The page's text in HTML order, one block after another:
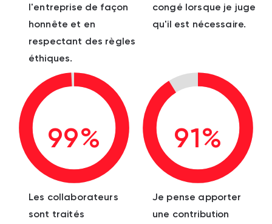
l'entreprise de façon
honnête et en
respectant des règles
éthiques.
congé lorsque je juge
qu'il est nécessaire.
99%
Les collaborateurs
sont traités
91%
Je pense apporter
une contribution